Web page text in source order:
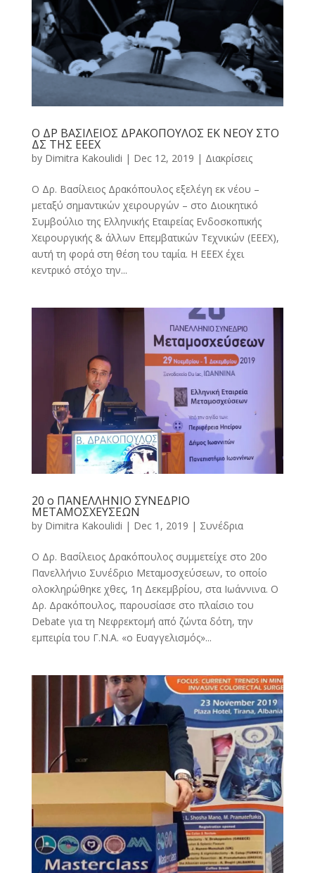
O ΔΡ ΒΑΣΙΛΕΙΟΣ ΔΡΑΚΟΠΟΥΛΟΣ ΕΚ ΝΕΟΥ ΣΤΟ
ΔΣ ΤΗΣ ΕΕΕΧ
by Dimitra Kakoulidi | Dec 12, 2019 | Διακρίσεις
Ο Δρ. Βασίλειος Δρακόπουλος εξελέγη εκ νέου –
μεταξύ σημαντικών χειρουργών – στο Διοικητικό
Συμβούλιο της Ελληνικής Εταιρείας Ενδοσκοπικής
Χειρουργικής & άλλων Επεμβατικών Τεχνικών (ΕΕΕΧ),
αυτή τη φορά στη θέση του ταμία. Η ΕΕΕΧ έχει
κεντρικό στόχο την...
20 ο ΠΑΝΕΛΛΗΝΙΟ ΣΥΝΕΔΡΙΟ
ΜΕΤΑΜΟΣΧΕΥΣΕΩΝ
by Dimitra Kakoulidi | Dec 1, 2019 | Συνέδρια
Ο Δρ. Βασίλειος Δρακόπουλος συμμετείχε στο 20ο
Πανελλήνιο Συνέδριο Μεταμοσχεύσεων, το οποίο
ολοκληρώθηκε χθες, 1η Δεκεμβρίου, στα Ιωάννινα. Ο
Δρ. Δρακόπουλος, παρουσίασε στο πλαίσιο του
Debate για τη Νεφρεκτομή από ζώντα δότη, την
εμπειρία του Γ.Ν.Α. «ο Ευαγγελισμός»...